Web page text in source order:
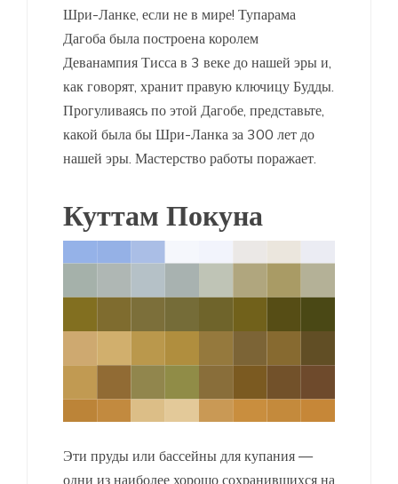
Шри-Ланке, если не в мире! Тупарама
Дагоба была построена королем
Деванампия Тисса в 3 веке до нашей эры и,
как говорят, хранит правую ключицу Будды.
Прогуливаясь по этой Дагобе, представьте,
какой была бы Шри-Ланка за 300 лет до
нашей эры. Мастерство работы поражает.
Куттам Покуна
Эти пруды или бассейны для купания —
одни из наиболее хорошо сохранившихся на